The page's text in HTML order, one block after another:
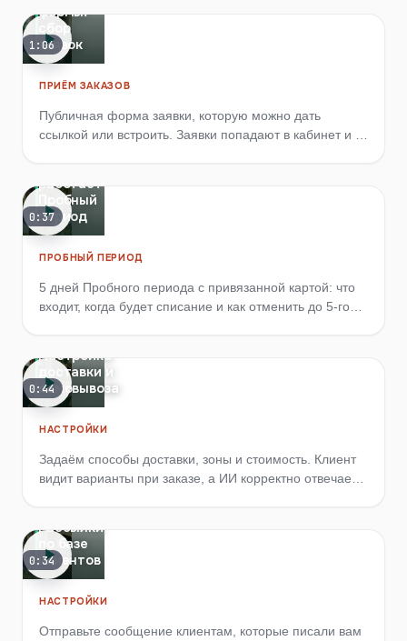
формы:
сбор
заявок
1:06
ПРИЁМ ЗАКАЗОВ
Публичная форма заявки, которую можно дать
ссылкой или встроить. Заявки попадают в кабинет и в
работает
Пробный
период
0:37
ПРОБНЫЙ ПЕРИОД
5 дней Пробного периода с привязанной картой: что
входит, когда будет списание и как отменить до 5-го
Настройка
доставки и
самовывоза
0:44
НАСТРОЙКИ
Задаём способы доставки, зоны и стоимость. Клиент
видит варианты при заказе, а ИИ корректно отвечает
Рассылки
по базе
клиентов
0:34
НАСТРОЙКИ
Отправьте сообщение клиентам, которые писали вам